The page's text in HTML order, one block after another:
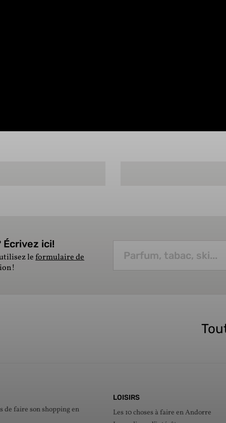
ici!
utilisez leformulaire de
de faire son shopping en
LOISIRS
Les 10 choses à faire en Andorre